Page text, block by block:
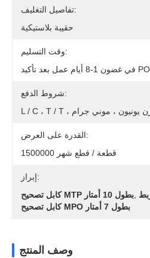
تفاصيل التغليف:
حقيبة بلاستيكية
وقت التسليم:
في غضون 1-8 أيام عمل بعد تأكيد PO
شروط الدفع:
القدرة على العرض:
1500000 قطعة / قطع شهر
إبراز:
كابل تصحيح MTP بطول 10 أمتار
كابل تصحيح MPO بطول 7 أمتار
وصف المنتج